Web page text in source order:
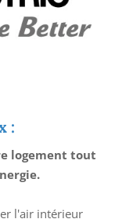
:
logement tout
l'air intérieur